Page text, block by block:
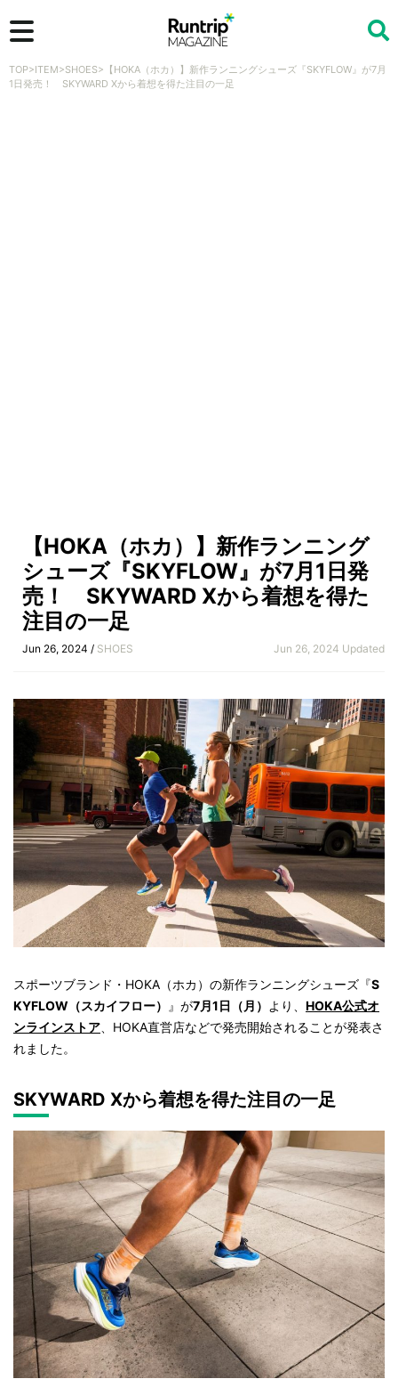
検索
TOP>ITEM>SHOES> 【HOKA（ホカ）】新作ランニングシューズ『SKYFLOW』が7月
1日発売！ SKYWARD Xから着想を得た注目の一足
【HOKA（ホカ）】新作ランニング
シューズ『SKYFLOW』が7月1日発
売！ SKYWARD Xから着想を得た
注目の一足
Jun 26, 2024 / SHOES Jun 26, 2024 Updated
スポーツブランド・HOKA（ホカ）の新作ランニングシューズ『S
KYFLOW（スカイフロー）
』が7月1日（月） より、 HOKA公式オ
ンラインストア 、HOKA直営店などで発売開始されることが発表さ
れました。
SKYWARD Xから着想を得た注目の一足